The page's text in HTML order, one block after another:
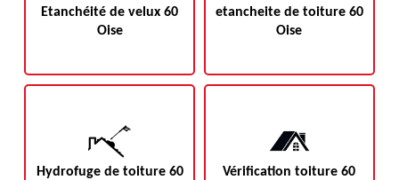
Etanchéité de velux 60
Oise
etancheite de toiture 60
Oise
Hydrofuge de toiture 60
Vérification toiture 60